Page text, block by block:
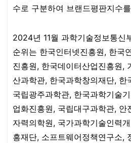
수로 구분하여 브랜드평판지수
2024년 11월 과학기술정보통신
순위는 한국인터넷진흥원, 한국
진흥원, 한국데이터산업진흥원,
산과학관, 한국과학창의재단, 한
국립광주과학관, 한국과학기술
업화진흥원, 국립대구과학관, 안
자력의학원, 국가과학기술인력
흥재단, 소프트웨어정책연구소,